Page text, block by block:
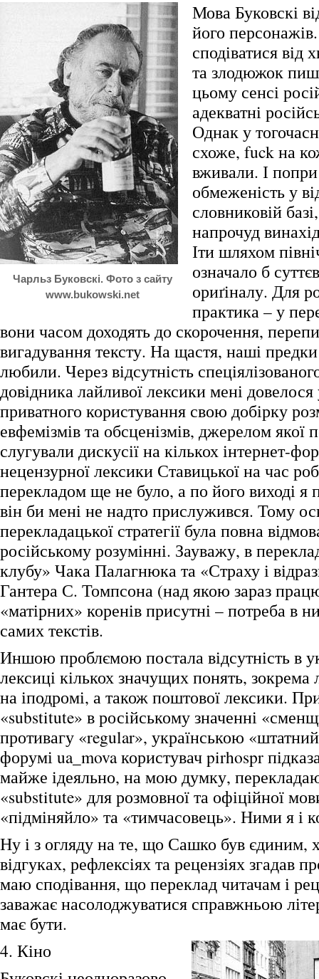
Чарльз Буковскі. Фото з сайту
www.bukowski.net
Мова Буковскі
його
сподіватися від
та злодюжок
цьому сенсі
адекватні
Однак у
схоже, fuck на
вживали. І попри
обмеженість у
словниковій
напрочуд
Іти шляхом
означало б
ориґіналу. Для
практика – у
вони часом доходять до скорочення,
вигадування тексту. На щастя, наші предки
любили. Через відсутність
довідника лайливої лексики мені
приватного користування свою добірку
евфемізмів та обсценізмів, джерелом якої
слугували дискусії на кількох інтернет-
нецензурної лексики Ставицької на час
перекладом ще не було, а по його виході я
він би мені не надто прислужився. Тому
перекладацької стратегії була повна
російському розумінні. Зауважу, в
клубу» Чака Палагнюка та «Страху і
Гантера С. Томпсона (над якою зараз
«матірних» коренів присутні – потреба в
самих текстів.
Иншою проблємою постала відсутність в
лексиці кількох значущих понять, зокрема
на іподромі, а також поштової лексики.
«substitute» в російському значенні
противагу «regular», українською
форумі ua_mova користувач pirhospr
майже ідеяльно, на мою думку,
«substitute» для розмовної та офіційної
«підміняйло» та «тимчасовець». Ними я і
Ну і з огляду на те, що Сашко був єдиним,
відгуках, рефлексіях та рецензіях згадав
маю сподівання, що переклад читачам і
заважає насолоджуватися справжньою
має бути.
4. Кіно